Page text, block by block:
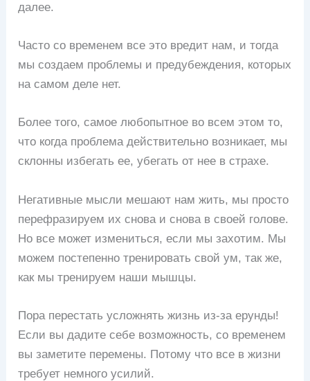
далее.
Часто со временем все это вредит нам, и тогда
мы создаем проблемы и предубеждения, которых
на самом деле нет.
Более того, самое любопытное во всем этом то,
что когда проблема действительно возникает, мы
склонны избегать ее, убегать от нее в страхе.
Негативные мысли мешают нам жить, мы просто
перефразируем их снова и снова в своей голове.
Но все может измениться, если мы захотим. Мы
можем постепенно тренировать свой ум, так же,
как мы тренируем наши мышцы.
Пора перестать усложнять жизнь из-за ерунды!
Если вы дадите себе возможность, со временем
вы заметите перемены. Потому что все в жизни
требует немного усилий.